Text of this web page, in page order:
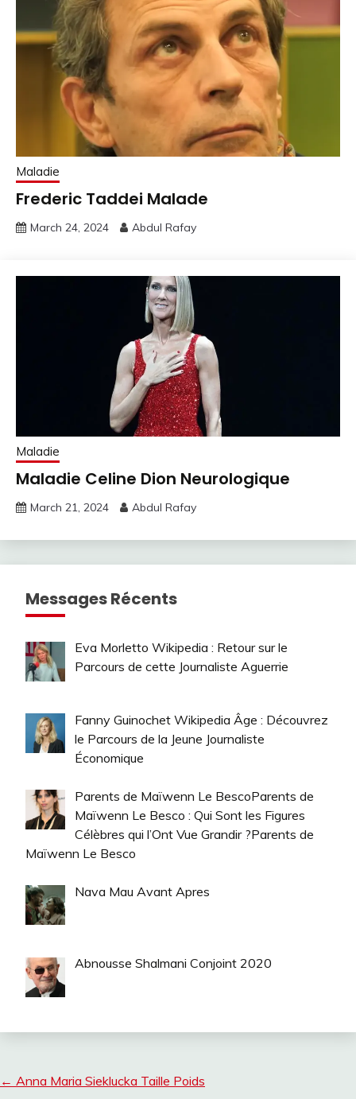
Maladie
Frederic Taddei Malade
March 24, 2024 Abdul Rafay
Maladie
Maladie Celine Dion Neurologique
March 21, 2024 Abdul Rafay
Messages Récents
Eva Morletto Wikipedia : Retour sur le
Parcours de cette Journaliste Aguerrie
Fanny Guinochet Wikipedia Âge : Découvrez
le Parcours de la Jeune Journaliste
Économique
Parents de Maïwenn Le BescoParents de
Maïwenn Le Besco : Qui Sont les Figures
Célèbres qui l’Ont Vue Grandir ?Parents de
Maïwenn Le Besco
Nava Mau Avant Apres
Abnousse Shalmani Conjoint 2020
← Anna Maria Sieklucka Taille Poids